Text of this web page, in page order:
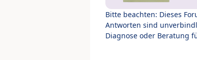
Bitte beachten: Dieses
Antworten sind
Diagnose oder Beratung